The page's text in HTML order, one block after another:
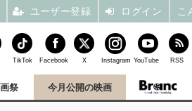
祭 今月公開の映画
TikTok Facebook X Instagram YouTube RSS
ユーザー登録 ログイン こ